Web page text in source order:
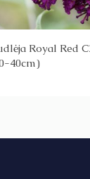
Royal Red
40cm)